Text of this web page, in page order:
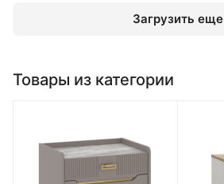
Загрузить еще
Товары из категории